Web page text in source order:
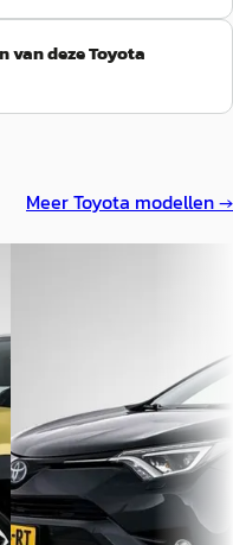
van deze Toyota
MeerToyota modellen →
v.a. € 529/mnd
Scherp geprijsd
2016 · 80.446 km · Hybride